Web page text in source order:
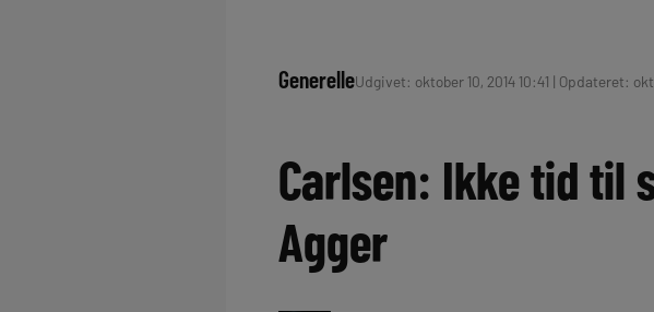
GenerelleUdgivet: oktober 10, 2014 10:41 | Opdateret:
Carlsen: Ikke tid til
Agger